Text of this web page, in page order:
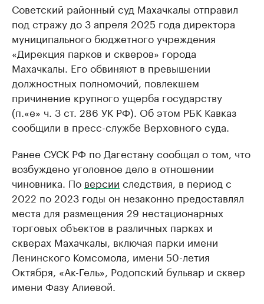
Советский районный суд Махачкалы отправил
под стражу до 3 апреля 2025 года директора
муниципального бюджетного учреждения
«Дирекция парков и скверов» города
Махачкалы. Его обвиняют в превышении
должностных полномочий, повлекшем
причинение крупного ущерба государству
(п.«е» ч. 3 ст. 286 УК РФ). Об этом РБК Кавказ
сообщили в пресс-службе Верховного суда.
Ранее СУСК РФ по Дагестану сообщал о том, что
возбуждено уголовное дело в отношении
чиновника. По версии следствия, в период с
2022 по 2023 годы он незаконно предоставлял
места для размещения 29 нестационарных
торговых объектов в различных парках и
скверах Махачкалы, включая парки имени
Ленинского Комсомола, имени 50-летия
Октября, «Ак-Гель», Родопский бульвар и сквер
имени Фазу Алиевой.